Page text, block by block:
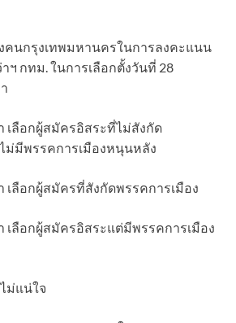
นกรุงเทพมหานครในการลงคะแนน
ฯ กทม. ในการเลือกตั้งวันที่ 28
เลือกผู้สมัครอิสระที่ไม่สังกัด
ม่มีพรรคการเมืองหนุนหลัง
เลือกผู้สมัครที่สังกัดพรรคการเมือง
เลือกผู้สมัครอิสระแต่มีพรรคการเมือง
ม่แน่ใจ